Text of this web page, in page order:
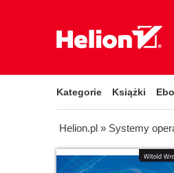
Kategorie Książki
Helion.pl » Systemy